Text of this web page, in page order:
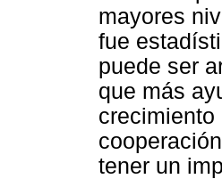
mayores
fue
puede ser
que más
crecimiento
tener un